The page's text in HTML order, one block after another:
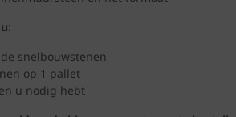
snelbouwstenen
op 1 pallet
u nodig hebt